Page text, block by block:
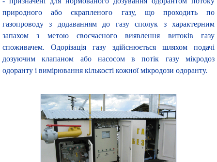
природного або скрапленого газу, що проходить по
газопроводу з додаванням до газу сполук з характерним
запахом з метою своєчасного виявлення витоків газу
споживачем. Одорізація газу здійснюється шляхом подачі
дозуючим клапаном або насосом в потік газу мікродоз
одоранту і вимірювання кількості кожної мікродози одоранту.